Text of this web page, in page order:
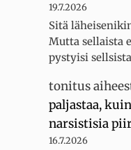
19.7.2026
Sitä
Mutta sellaista
pystyisi
tonitus
paljastaa,
narsistisia
16.7.2026